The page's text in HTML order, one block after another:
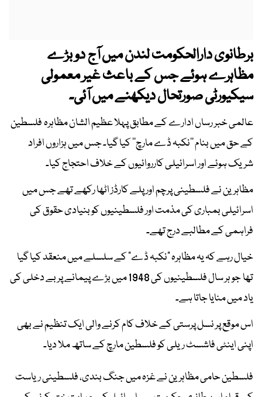
برطانوی دارالحکومت لندن میں آج دو بڑے
مظاہرے ہوئے جس کے باعث غیر معمولی
سیکیورٹی صورتحال دیکھنے میں آئی۔
عالمی خبر رساں ادارے کے مطابق پہلا عظیم الشان مظاہرہ فلسطین
کے حق میں بنام ’’نکبہ ڈے مارچ‘‘ کیا گیا۔ جس میں ہزاروں افراد
شریک ہوئے اور اسرائیلی کارروائیوں کے خلاف احتجاج کیا۔
مظاہرین نے فلسطینی پرچم اور پلے کارڈز اٹھا رکھے تھے جس میں
اسرائیلی بمباری کی مذمت اور فلسطینیوں کو بنیادی حقوق کی
فراہمی کے مطالبے درج تھے۔
خیال رہے کہ یہ مظاہرہ “نکبہ ڈے” کے سلسلے میں منعقد کیا گیا
تھا جو ہر سال فلسطینیوں کی 1948 میں بڑے پیمانے پر بے دخلی کی
یاد میں منایا جاتا ہے۔
اس موقع پر نسل پرستی کے خلاف کام کرنے والی ایک تنظیم نے بھی
اپنی اینٹی فاشسٹ ریلی کو فلسطین مارچ کے ساتھ ملا دیا۔
فلسطین حامی مظاہرین نے غزہ میں جنگ بندی، فلسطینی ریاست